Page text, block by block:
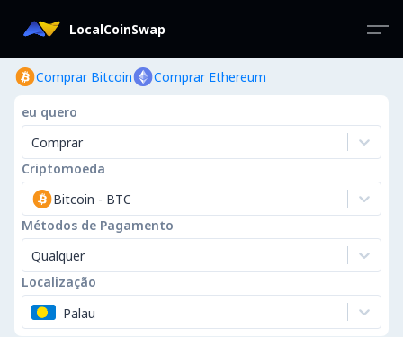
LocalCoinSwap
Comprar Bitcoin Comprar Ethereum
eu quero
Comprar
Criptomoeda
Bitcoin - BTC
Métodos de Pagamento
Qualquer
Localização
Palau